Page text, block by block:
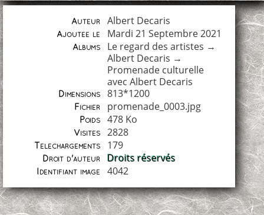
Auteur Albert Decaris
Ajoutée le Mardi 21 Septembre 2021
Albums Le regard des artistes →
Albert Decaris →
Promenade culturelle
avec Albert Decaris
Dimensions 813*1200
Fichier promenade_0003.jpg
Poids 478 Ko
Visites 2828
Téléchargements 179
Droit d'auteur Droits réservés
Identifiant image 4042